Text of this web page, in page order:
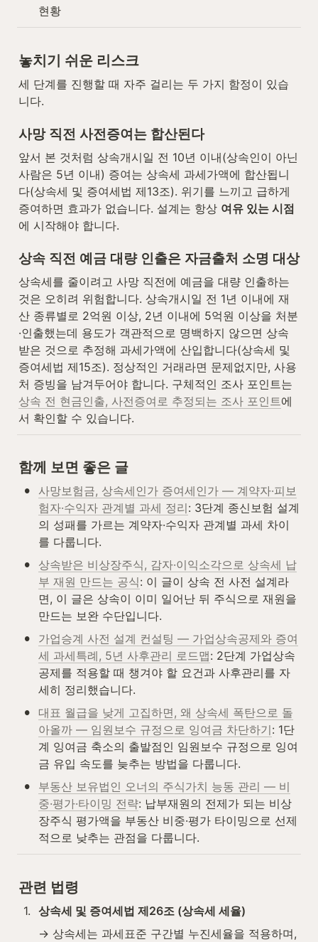
현황
놓치기 쉬운 리스크
세 단계를 진행할 때 자주 걸리는 두 가지 함정이 있습
니다.
사망 직전 사전증여는 합산된다
앞서 본 것처럼 상속개시일 전 10년 이내(상속인이 아닌
사람은 5년 이내) 증여는 상속세 과세가액에 합산됩니
다(상속세 및 증여세법 제13조). 위기를 느끼고 급하게
증여하면 효과가 없습니다. 설계는 항상 여유 있는 시점
에 시작해야 합니다.
상속 직전 예금 대량 인출은 자금출처 소명 대상
상속세를 줄이려고 사망 직전에 예금을 대량 인출하는
것은 오히려 위험합니다. 상속개시일 전 1년 이내에 재
산 종류별로 2억원 이상, 2년 이내에 5억원 이상을 처분
·인출했는데 용도가 객관적으로 명백하지 않으면 상속
받은 것으로 추정해 과세가액에 산입합니다(상속세 및
증여세법 제15조). 정상적인 거래라면 문제없지만, 사용
상속 전 현금인출, 사전증여로 추정되는 조사 포인트 에
서 확인할 수 있습니다.
함께 보면 좋은 글
•
사망보험금, 상속세인가 증여세인가 — 계약자·피보
험자·수익자 관계별 과세 정리: 3단계 종신보험 설계
의 성패를 가르는 계약자·수익자 관계별 과세 차이
를 다룹니다.
•
상속받은 비상장주식, 감자·이익소각으로 상속세 납
부 재원 만드는 공식: 이 글이 상속 전 사전 설계라
면, 이 글은 상속이 이미 일어난 뒤 주식으로 재원을
만드는 보완 수단입니다.
•
가업승계 사전 설계 컨설팅 — 가업상속공제와 증여
세 과세특례, 5년 사후관리 로드맵: 2단계 가업상속
공제를 적용할 때 챙겨야 할 요건과 사후관리를 자
세히 정리했습니다.
•
대표 월급을 낮게 고집하면, 왜 상속세 폭탄으로 돌
아올까 — 임원보수 규정으로 잉여금 차단하기: 1단
계 잉여금 축소의 출발점인 임원보수 규정으로 잉여
금 유입 속도를 늦추는 방법을 다룹니다.
•
부동산 보유법인 오너의 주식가치 능동 관리 — 비
중·평가·타이밍 전략: 납부재원의 전제가 되는 비상
장주식 평가액을 부동산 비중·평가 타이밍으로 선제
적으로 낮추는 관점을 다룹니다.
관련 법령
1. 상속세 및 증여세법 제26조 (상속세 세율)
→ 상속세는 과세표준 구간별 누진세율을 적용하며,